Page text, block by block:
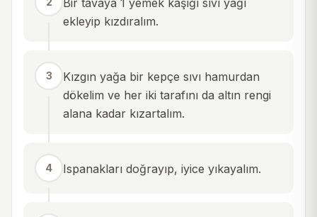
Bir tavaya 1 yemek kaşığı sıvı yağı
ekleyip kızdıralım.
3
Kızgın yağa bir kepçe sıvı hamurdan
dökelim ve her iki tarafını da altın rengi
alana kadar kızartalım.
4 Ispanakları doğrayıp, iyice yıkayalım.